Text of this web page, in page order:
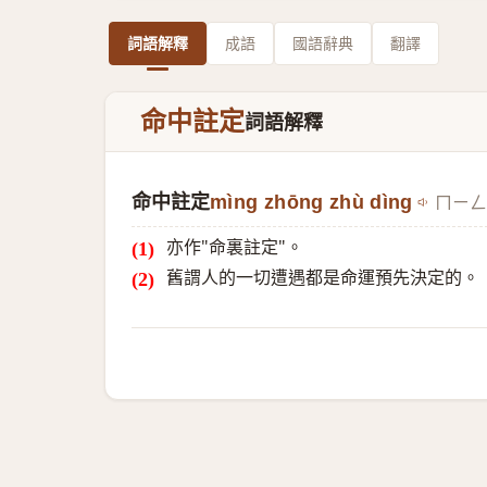
詞語解釋 成語 國語辭典 翻譯
命中註定詞語解釋
命中註定mìng zhōng zhù dìng ㄇㄧ
亦作"命裏註定"。
舊謂人的一切遭遇都是命運預先決定的。